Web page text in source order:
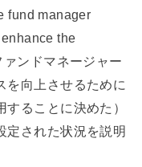
fund manager
the
ンドマネージャー
を向上させるために
ることに決めた）
定された状況を説明